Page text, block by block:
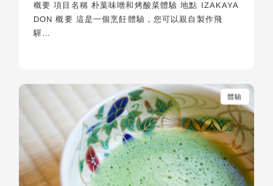
概要 項目名稱 朴葉味噌和烤酸菜體驗 地點 IZAKAYA
DON 概要 這是一個烹飪體驗，您可以親自製作飛
驒…
體驗